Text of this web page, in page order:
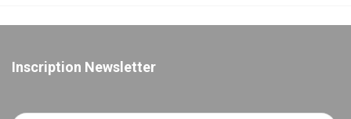
Inscription Newsletter